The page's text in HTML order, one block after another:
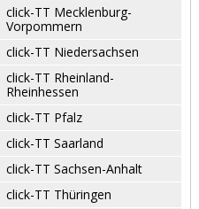
click-TT Mecklenburg-
Vorpommern
click-TT Niedersachsen
click-TT Rheinland-
Rheinhessen
click-TT Pfalz
click-TT Saarland
click-TT Sachsen-Anhalt
click-TT Thüringen